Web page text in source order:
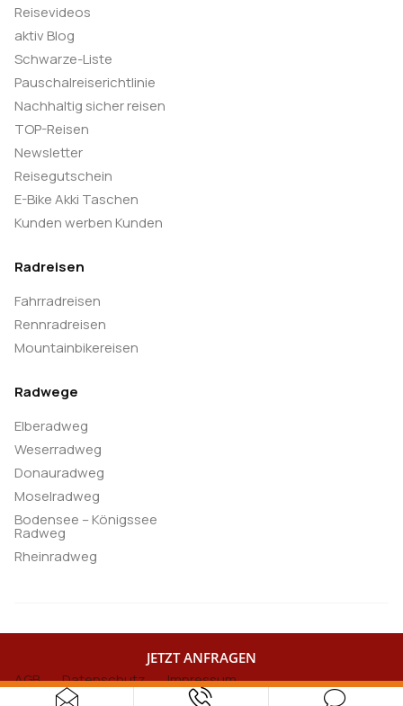
JETZT ANFRAGEN
Reisevideos
aktiv Blog
Schwarze-Liste
Pauschalreiserichtlinie
Nachhaltig sicher reisen
TOP-Reisen
Newsletter
Reisegutschein
E-Bike Akki Taschen
Kunden werben Kunden
Radreisen
Fahrradreisen
Rennradreisen
Mountainbikereisen
Radwege
Elberadweg
Weserradweg
Donauradweg
Moselradweg
Bodensee – Königssee
Radweg
Rheinradweg
AGB
Datenschutz Impressum